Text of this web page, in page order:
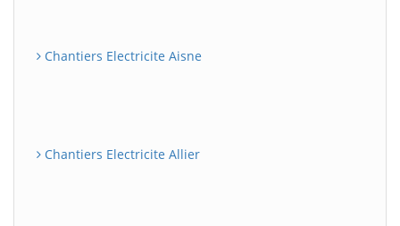
Chantiers Electricite Aisne
Chantiers Electricite Allier